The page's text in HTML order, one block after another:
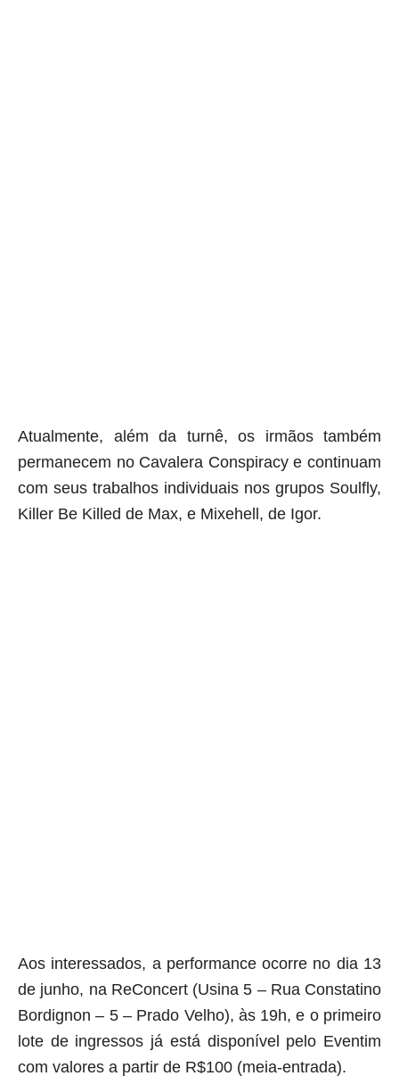
Atualmente, além da turnê, os irmãos também
permanecem no Cavalera Conspiracy e continuam
com seus trabalhos individuais nos grupos Soulfly,
Killer Be Killed de Max, e Mixehell, de Igor.
Aos interessados, a performance ocorre no dia 13
de junho, na ReConcert (Usina 5 – Rua Constatino
Bordignon – 5 – Prado Velho), às 19h, e o primeiro
lote de ingressos já está disponível pelo Eventim
com valores a partir de R$100 (meia-entrada).